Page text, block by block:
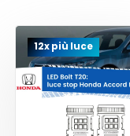
12x più luce